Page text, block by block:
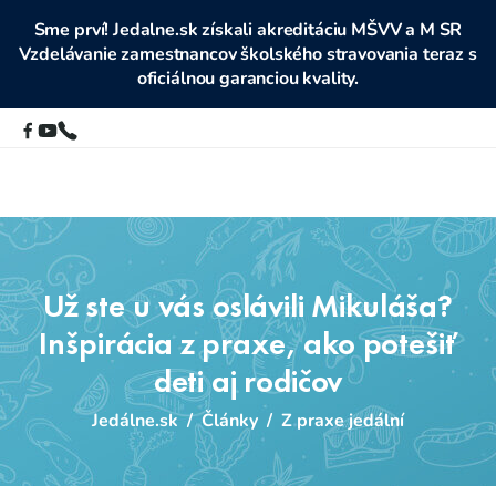
Sme prví! Jedalne.sk získali akreditáciu MŠVV a M SR
Vzdelávanie zamestnancov školského stravovania teraz s
oficiálnou garanciou kvality.
Už ste u vás oslávili Mikuláša?
Inšpirácia z praxe, ako potešiť
deti aj rodičov
Jedálne.sk / Články / Z praxe jedální